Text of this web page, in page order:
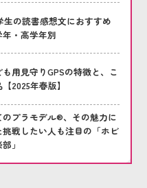
生の読書感想文におすすめ
・高学年別
用見守りGPSの特徴と、こ
2025年春版】
プラモデル®、その魅力に
戦したい人も注目の「ホビ
」